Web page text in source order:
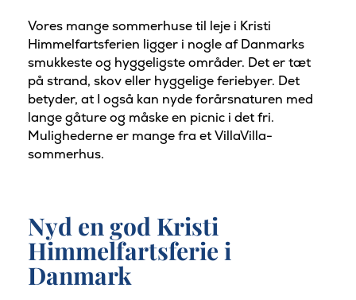
Vores mange sommerhuse til leje i Kristi
Himmelfartsferien ligger i nogle af Danmarks
smukkeste og hyggeligste områder. Det er tæt
på strand, skov eller hyggelige feriebyer. Det
betyder, at I også kan nyde forårsnaturen med
lange gåture og måske en picnic i det fri.
Mulighederne er mange fra et VillaVilla-
sommerhus.
Nyd en god Kristi
Himmelfartsferie i
Danmark